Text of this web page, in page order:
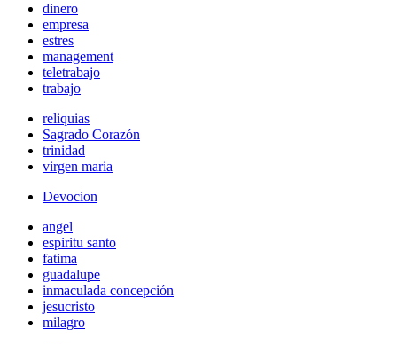
dinero
empresa
estres
management
teletrabajo
trabajo
reliquias
Sagrado Corazón
trinidad
virgen maria
Devocion
angel
espiritu santo
fatima
guadalupe
inmaculada concepción
jesucristo
milagro